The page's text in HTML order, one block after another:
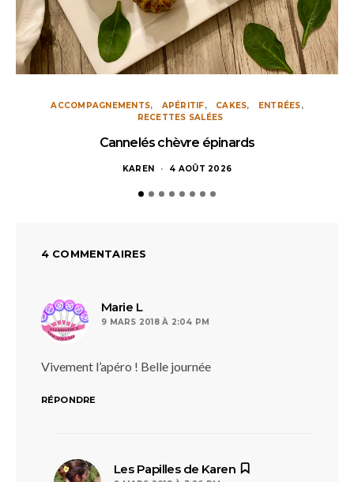
ACCOMPAGNEMENTS APÉRITIF CAKES
ENTRÉES
RECETTES SALÉES
Cannelés chèvre épinards
KAREN 4 AOÛT 2026
4 COMMENTAIRES
Marie Ldit :
9 MARS 2018 À 2:04 PM
Vivement l’apéro ! Belle journée
RÉPONDRE
Les Papilles de Karen